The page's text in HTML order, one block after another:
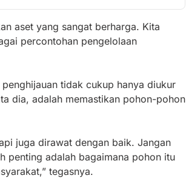
aset yang sangat berharga. Kita
percontohan pengelolaan
tidak cukup hanya diukur
dia, adalah memastikan pohon-pohon
juga dirawat dengan baik. Jangan
penting adalah bagaimana pohon itu
tegasnya.